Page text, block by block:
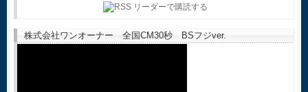
株式会社ワンオーナー 全国CM30秒 BSフジver.